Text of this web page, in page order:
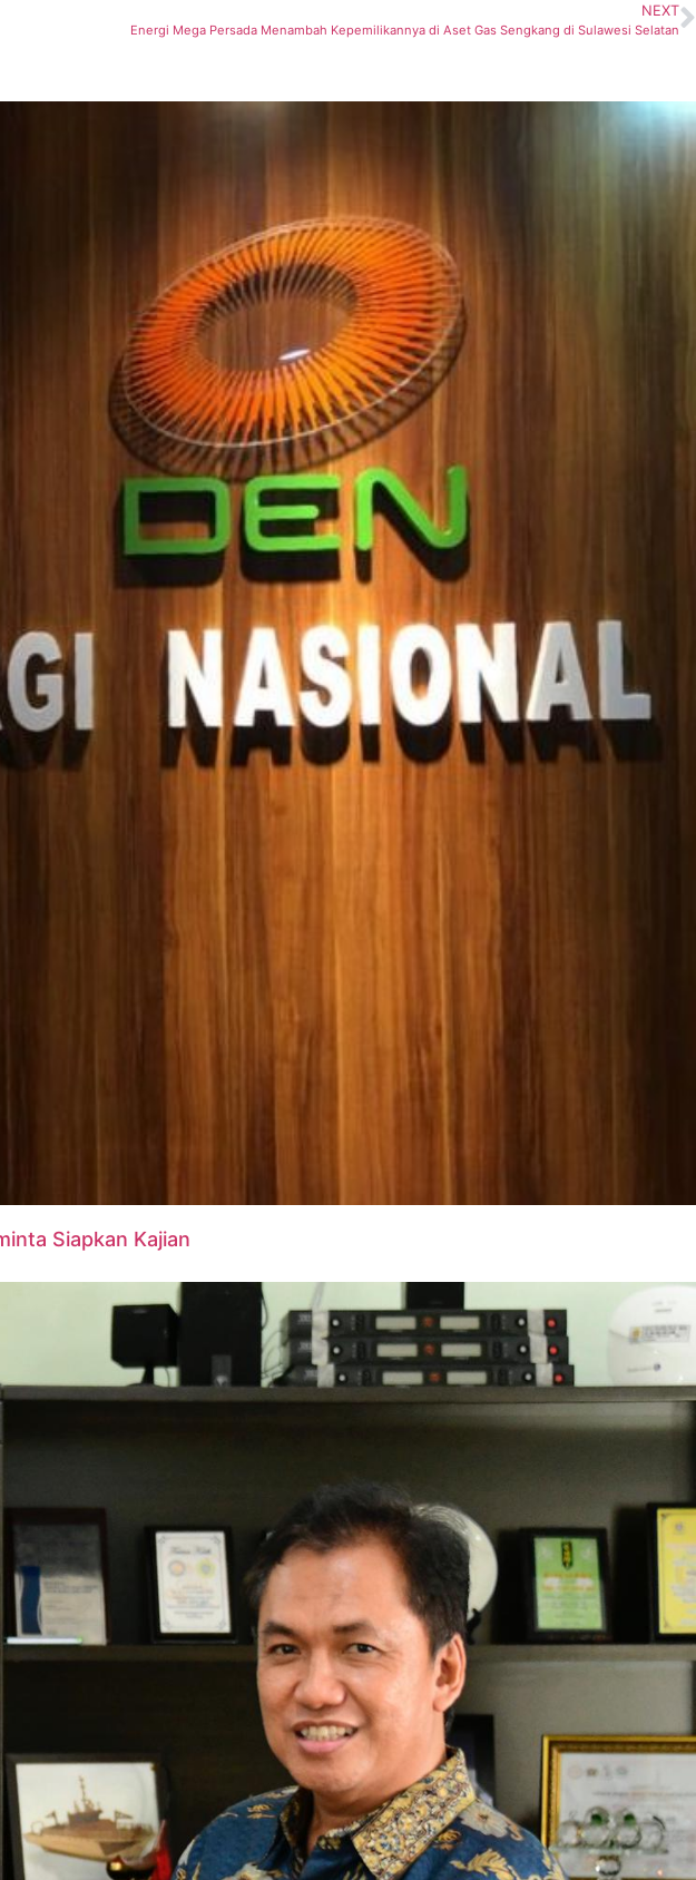
NEXT
Energi Mega Persada Menambah Kepemilikannya di Aset Gas Sengkang di Sulawesi Selatan
Siapkan Kajian